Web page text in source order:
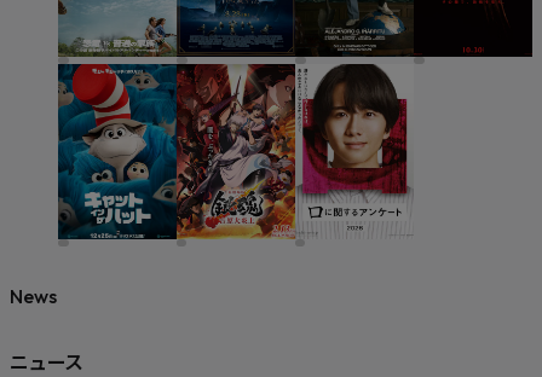
News
ニュース